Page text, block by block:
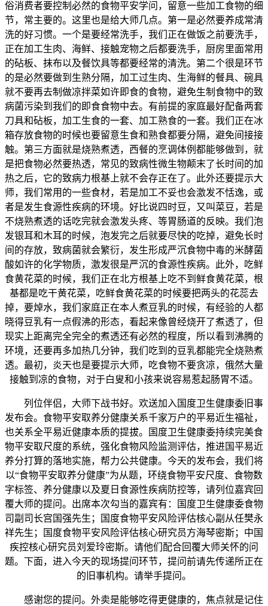
俗消费者要控制必然的食物平安学问，留意一些加工食物的细
节，常主要的。这里也是给大师几点。第一是必然要养成常清
洗的好习惯。一个是要经常洗手，我们正在做饭之前要洗手，
正在加工生肉、海鲜、接触宠物之后都要洗手，厨房里面常用
的砧板、抹布以及餐饮具等都要经常的清洗。第二个很是环节
的是必然要做到生熟分隔，加工过生肉、生海鲜的餐具、碗具
就不要再去制做凉拌菜如许即食的食物，避免生制食物中的致
病菌污染到我们的即食食物中去。有前提的家庭最好配备两套
刀具和砧板，加工生食的一套、加工熟食的一套。我们正在冰
箱存放食物的时候也要留意生食和熟食都要分隔，避免间接接
触。第三方面就是烧熟煮透，西餐的烹调体例都能够做到，就
是把食物必然要热透，常见的致病性微生物颠末了长时间的加
热之后，它的致病力根基上就不会存正在了。此外还要提示大
师，我们常用的一些食材，若是加工不妥也会激发不恬逸，或
者是发生食源性疾病的环境。好比说四时豆，又叫菜豆，若是
不烧熟煮透的话吃完就会激发头疼、等胃肠道的反映。我们泡
发银耳和木耳的时候，泡发完之后就要尽快的吃掉，避免长时
间的存放，致病菌就会繁衍，发生形成严沉食物中毒的米酵菌
酸如许的化学物质，激发很是严沉的食源性疾病。此外，吃鲜
食黄花菜的时候，我们正在北方根基上吃不到鲜食黄花菜，根
基都是吃干黄花菜，吃鲜食黄花菜的时候要把两头的花蕊去
掉，要焯水，我们家庭正在本人煮豆乳的时候，有经验的人都
晓得豆乳有一点假沸的形态，看起来像曾经烧开了煮透了，但
现实上距离完全完全的煮透还有必然的程度，所以看到沸腾的
环境，还要再多加热几分钟，我们吃到的豆乳都能完全烧熟煮
透。最初，炎天也是要提示大师，吃食物不要贪凉，俄然大量
接触到凉的食物，对于白叟和小孩来说容易惹起肠胃不适。
列位伴侣，大师下战书好。欢送加入国度卫生健康委旧事
发布会。食物平安取养分健康关系千家万户的平易近生福祉，
也关系全平易近健康本质的提拔。国度卫生健康委持续完美食
物平安取尺度的系统，强化食物风险监测评估，推进国平易近
养分打算的落地实施，帮力公共健康。今天的发布会，我们将
以“食物平安取养分健康”为从题，环绕食物平安尺度、食物数
字标签、养分健康以及夏日食源性疾病防控等，请列位嘉宾回
覆大师的提问。出席本次勾当的嘉宾有：国度卫生健康委食物
司副司长宫国强先生；国度食物平安风险评估核心副从任樊永
祥先生；国度食物平安风险评估核心研究员方海琴密斯；中国
疾控核心研究员刘爱玲密斯。请他们配合回覆大师关怀的问
题。下面，进入今天的现场提问环节，提问前请先传递所正在
的旧事机构。请举手提问。
感谢您的提问。外卖是能够吃得更健康的，焦点就是记住